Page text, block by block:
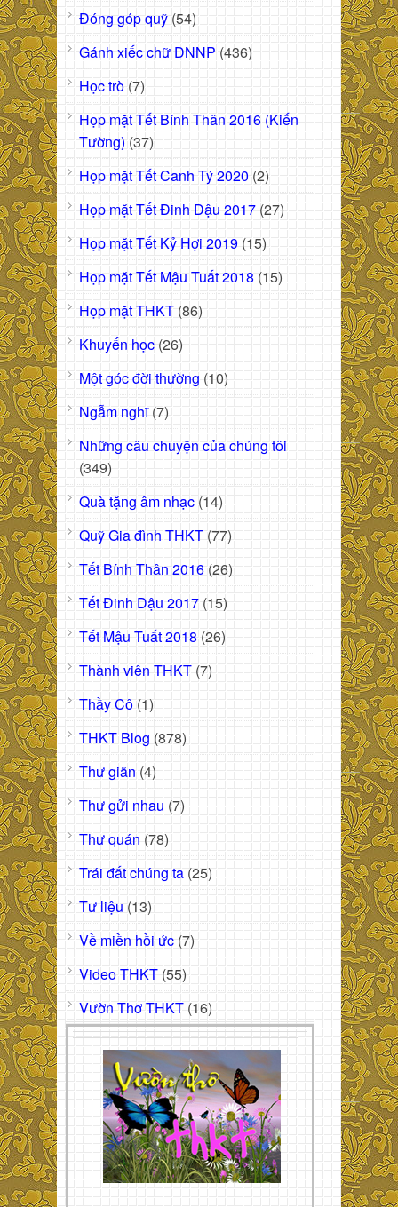
Đóng góp quỹ (54)
Gánh xiếc chữ DNNP (436)
Học trò (7)
Họp mặt Tết Bính Thân 2016 (Kiến
Tường) (37)
Họp mặt Tết Canh Tý 2020 (2)
Họp mặt Tết Đinh Dậu 2017 (27)
Họp mặt Tết Kỷ Hợi 2019 (15)
Họp mặt Tết Mậu Tuất 2018 (15)
Họp mặt THKT (86)
Khuyến học (26)
Một góc đời thường (10)
Ngẫm nghĩ(7)
Những câu chuyện của chúng tôi
(349)
Quà tặng âm nhạc (14)
Quỹ Gia đình THKT (77)
Tết Bính Thân 2016 (26)
Tết Đinh Dậu 2017 (15)
Tết Mậu Tuất 2018 (26)
Thành viên THKT (7)
Thầy Cô (1)
THKT Blog (878)
Thư giãn (4)
Thư gửi nhau (7)
Thư quán (78)
Trái đất chúng ta (25)
Tư liệu (13)
Về miền hồi ức (7)
Video THKT (55)
Vườn Thơ THKT (16)